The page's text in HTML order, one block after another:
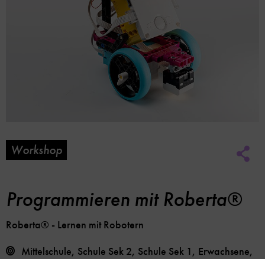
Workshop
Programmieren mit Roberta®
Roberta® - Lernen mit Robotern
Mittelschule, Schule Sek 2, Schule Sek 1, Erwachsene,